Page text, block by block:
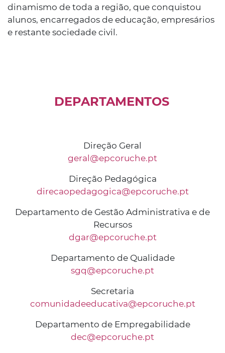
dinamismo de toda a região, que conquistou
alunos, encarregados de educação, empresários
e restante sociedade civil.
DEPARTAMENTOS
Direção Geral
geral@epcoruche.pt
Direção Pedagógica
direcaopedagogica@epcoruche.pt
Departamento de Gestão Administrativa e de
Recursos
dgar@epcoruche.pt
Departamento de Qualidade
sgq@epcoruche.pt
Secretaria
comunidadeeducativa@epcoruche.pt
Departamento de Empregabilidade
dec@epcoruche.pt